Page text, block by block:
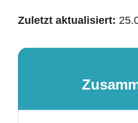
Zuletzt aktualisiert: